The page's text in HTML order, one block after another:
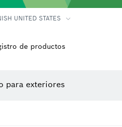
UNITED STATES
de productos
para exteriores